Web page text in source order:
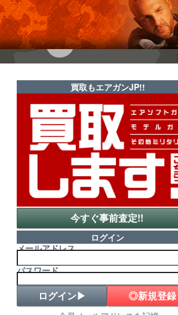
買取もエアガンJP!!
今すぐ事前査定!!
ログイン
メールアドレス
パスワード
◎新規登録